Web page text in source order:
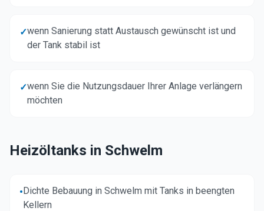
✓wenn Sanierung statt Austausch gewünscht ist und
der Tank stabil ist
✓wenn Sie die Nutzungsdauer Ihrer Anlage verlängern
möchten
Heizöltanks in Schwelm
•Dichte Bebauung in Schwelm mit Tanks in beengten
Kellern